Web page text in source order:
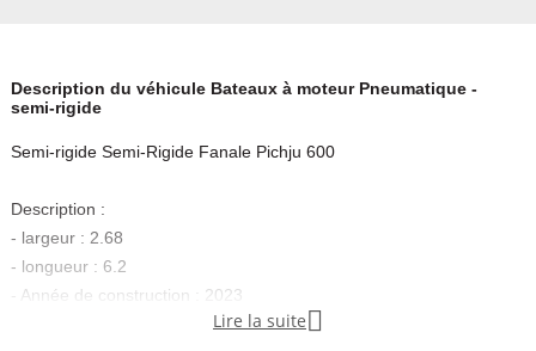
Description du véhicule Bateaux à moteur Pneumatique -
semi-rigide
Semi-rigide Semi-Rigide Fanale Pichju 600
Description :
- largeur : 2.68
- longueur : 6.2
- Année de construction : 2023
Lire la suite 